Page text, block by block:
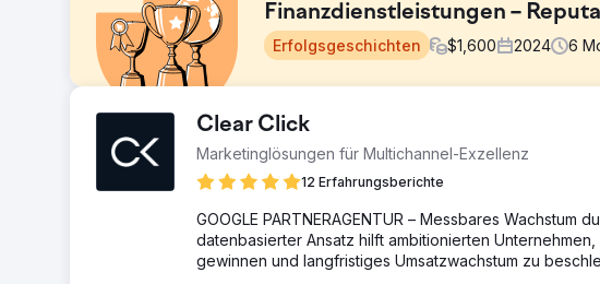
Finanzdienstleistungen –
Erfolgsgeschichten $1,600 2024 6
Herausforderung
Unser Ziel war es, eine starke SEO-Präsenz für nicht
erreichen. Die aktuelle SEO-Strategie des Kunden konzentrierte
Suchanfragen aufwiesen, war jedoch in den Kategorien nicht
Um diese Herausforderung zu meistern, haben wir eine
Clear Click
Marketinglösungen für Multichannel-Exzellenz
12 Erfahrungsberichte
GOOGLE PARTNERAGENTUR – Messbares Wachstum
datenbasierter Ansatz hilft ambitionierten
gewinnen und langfristiges Umsatzwachstum zu